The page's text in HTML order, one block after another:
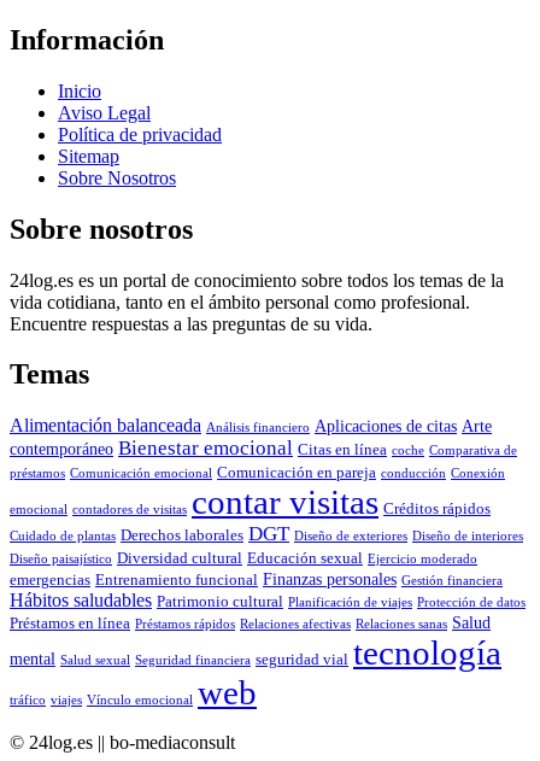
Información
Inicio
Aviso Legal
Política de privacidad
Sitemap
Sobre Nosotros
Sobre nosotros
24log.es es un portal de conocimiento sobre todos los temas de la
vida cotidiana, tanto en el ámbito personal como profesional.
Encuentre respuestas a las preguntas de su vida.
Temas
Alimentación balanceada Análisis financiero Aplicaciones de citas Arte
contemporáneo Bienestar emocional Citas en línea coche Comparativa de
préstamos Comunicación emocional Comunicación en pareja conducción Conexión
emocional contadores de visitas contar visitas Créditos rápidos
Cuidado de plantas Derechos laborales DGT Diseño de exteriores Diseño de interiores
Diseño paisajístico Diversidad cultural Educación sexual Ejercicio moderado
emergencias Entrenamiento funcional Finanzas personales Gestión financiera
Hábitos saludables Patrimonio cultural Planificación de viajes Protección de datos
Préstamos en línea Préstamos rápidos Relaciones afectivas Relaciones sanas Salud
mental Salud sexual Seguridad financiera seguridad vial tecnología
tráfico viajes Vínculo emocional web
© 24log.es || bo-mediaconsult